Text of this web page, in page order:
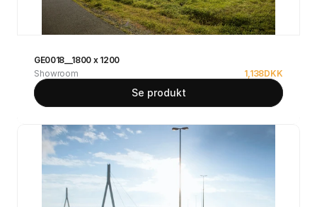
GE0018__1800 x 1200
Showroom
1,138DKK
Se produkt